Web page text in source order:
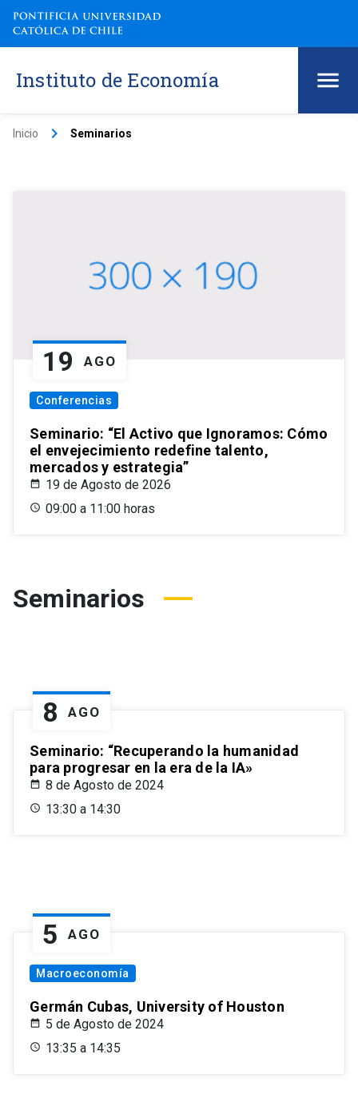
Instituto de Economía
Inicio keyboard_arrow_right Seminarios
19 AGO
Conferencias
Seminario: “El Activo que Ignoramos: Cómo
el envejecimiento redefine talento,
mercados y estrategia”
19 de Agosto de 2026
09:00 a 11:00 horas
Seminarios
8 AGO
Seminario: “Recuperando la humanidad
para progresar en la era de la IA»
8 de Agosto de 2024
13:30 a 14:30
5 AGO
Macroeconomía
Germán Cubas, University of Houston
5 de Agosto de 2024
13:35 a 14:35